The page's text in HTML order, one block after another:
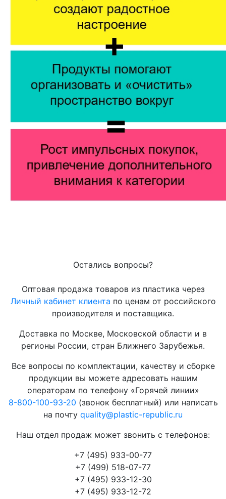
Остались вопросы?
Оптовая продажа товаров из пластика через
Личный кабинет клиента по ценам от российского
производителя и поставщика.
Доставка по Москве, Московской области и в
регионы России, стран Ближнего Зарубежья.
Все вопросы по комплектации, качеству и сборке
продукции вы можете адресовать нашим
операторам по телефону «Горячей линии»
8-800-100-93-20 (звонок бесплатный) или написать
на почту quality@plastic-republic.ru
Наш отдел продаж может звонить с телефонов:
+7 (495) 933-00-77
+7 (499) 518-07-77
+7 (495) 933-12-30
+7 (495) 933-12-72